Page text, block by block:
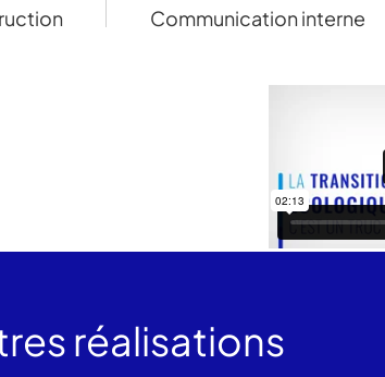
Communication interne
réalisations